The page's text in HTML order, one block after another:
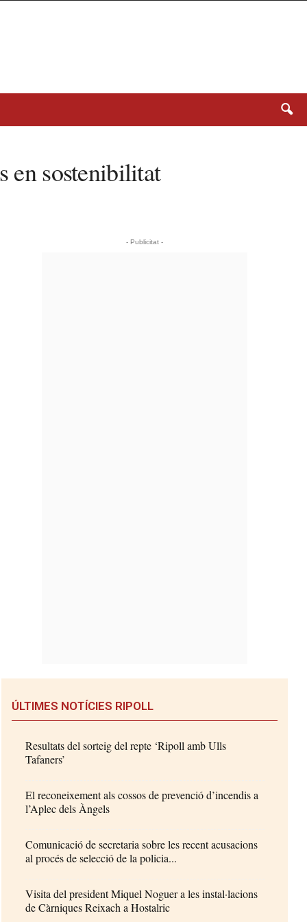
en sostenibilitat
- Publicitat -
ÚLTIMES NOTÍCIES RIPOLL
Resultats del sorteig del repte ‘Ripoll amb Ulls
Tafaners’
El reconeixement als cossos de prevenció d’incendis a
l’Aplec dels Àngels
Comunicació de secretaria sobre les recent acusacions
al procés de selecció de la policia...
Visita del president Miquel Noguer a les instal·lacions
de Càrniques Reixach a Hostalric